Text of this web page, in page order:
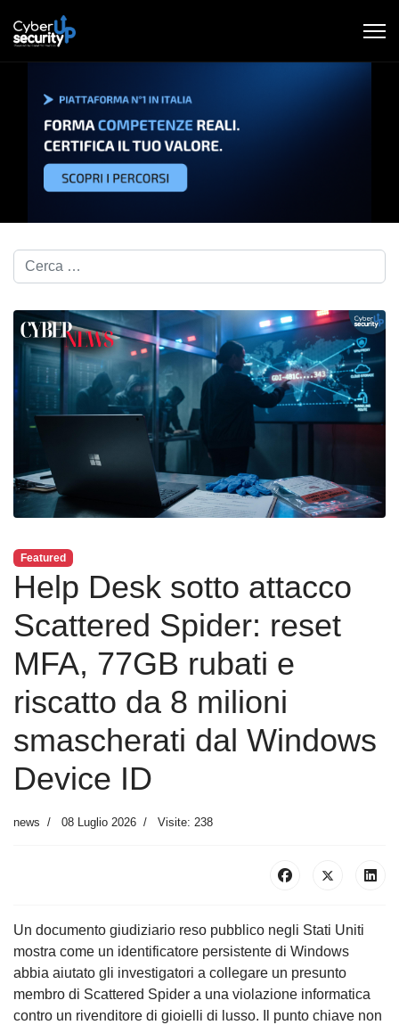
Cerca nel blog...
Featured
Help Desk sotto attacco
Scattered Spider: reset
MFA, 77GB rubati e
riscatto da 8 milioni
smascherati dal Windows
Device ID
news 08 Luglio 2026 Visite: 238
Un documento giudiziario reso pubblico negli Stati Uniti
mostra come un identificatore persistente di Windows
abbia aiutato gli investigatori a collegare un presunto
membro di Scattered Spider a una violazione informatica
contro un rivenditore di gioielli di lusso. Il punto chiave non